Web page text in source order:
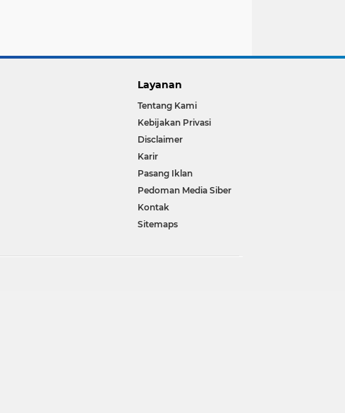
Layanan
Tentang Kami
Kebijakan Privasi
Disclaimer
Karir
Pasang Iklan
Pedoman Media Siber
Kontak
Sitemaps